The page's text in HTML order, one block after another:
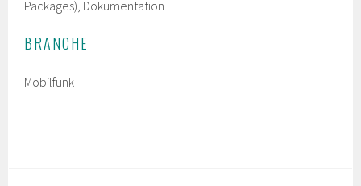
Packages), Dokumentation
BRANCHE
Mobilfunk